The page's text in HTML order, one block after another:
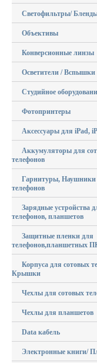
Светофильтры/
Объективы
Конверсионные линзы
Осветители / Вспышки
Студийное
Фотопринтеры
Аксессуары для iPad,
Аккумуляторы для
телефонов
Гарнитуры, Наушники
телефонов
Зарядные устройства
телефонов, планшетов
Защитные пленки для
телефонов,планшетных
Корпуса для сотовых
Крышки
Чехлы для сотовых
Чехлы для планшетов
Data кабель
Электронные книги/